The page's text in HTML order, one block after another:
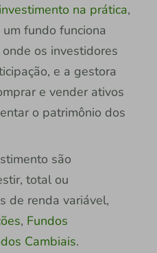
na prática,
fundo funciona
onde os investidores
e a gestora
e vender ativos
o patrimônio dos
são
total ou
de renda variável,
, Fundos
Cambiais.